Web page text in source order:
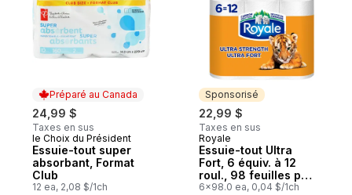
Préparé au Canada
24,99 $
Taxes en sus
Préparé au Canada
le Choix du Président
Essuie-tout super
absorbant, Format
Club
12 ea, 2,08 $/1ch
Sponsorisé
22,99 $
Taxes en sus
Sponsorisé
Royale
Essuie-tout Ultra
Fort, 6 équiv. à 12
roul., 98 feuilles par
rouleau
6x98.0 ea, 0,04 $/1ch